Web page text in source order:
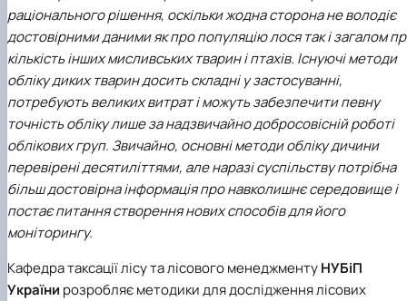
БОРИСЕНКО Володимир Валерійович
(29.07.1981 - 02.02.2024 р.), випускник 2002
ро…
ГОЛУБ Артур Володимирович (13.04.1994 -
12.09.2021 р.), випускник 2020 року.
ГОРЕЦЬКИЙ Олег Петрович (22.11.1974 -
18.06.2022 р.), випускник 1999 року.
ГОРОБЕНКО Олександр Миколайович
(13.09.1986 - 11.11.2024 р.), випускник 2023 ро…
ДАНИЛЕНКО Андрій Миколайович
- 24.08.2024 р.), випускник 2016 року.
ДОСЯК Дмитро Дмитрович (14.05.1981 -
05.09.2023 р.), випускник 2003 року.
ДУБИНА Сергій Анатолійович (24.04.1983 -
Лісопожежні школи
Міжнародні стандарти з гасіння пожеж
Пожежне законодавство
Контакти
раціонального рішення, оскільки жодна сторона не володіє
достовірними даними як про популяцію лося так і загалом
кількість інших мисливських тварин і птахів. Існуючі методи
обліку диких тварин досить складні у застосуванні,
потребують великих витрат і можуть забезпечити певну
точність обліку лише за надзвичайно добросовісній роботі
облікових груп. Звичайно, основні методи обліку дичини
перевірені десятиліттями, але наразі суспільству потрібна
більш достовірна інформація про навколишнє середовище і
постає питання створення нових способів для його
моніторингу.
Кафедра таксації лісу та лісового менеджментуНУБіП
України розробляє методики для дослідження лісових